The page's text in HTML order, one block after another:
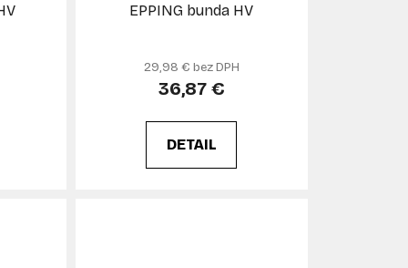
EPPING bunda HV
29,98 € bez DPH
36,87 €
DETAIL